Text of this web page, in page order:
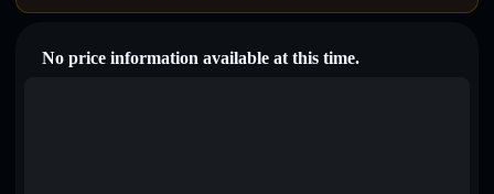
No price information available at this time.